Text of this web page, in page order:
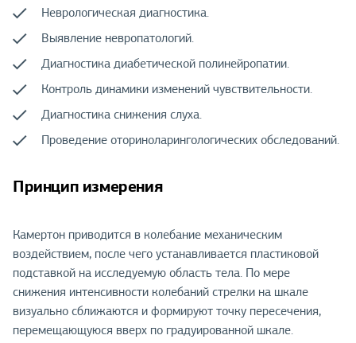
Неврологическая диагностика.
Выявление невропатологий.
Диагностика диабетической полинейропатии.
Контроль динамики изменений чувствительности.
Диагностика снижения слуха.
Проведение оториноларингологических обследований.
Принцип измерения
Камертон приводится в колебание механическим
воздействием, после чего устанавливается пластиковой
подставкой на исследуемую область тела. По мере
снижения интенсивности колебаний стрелки на шкале
визуально сближаются и формируют точку пересечения,
перемещающуюся вверх по градуированной шкале.